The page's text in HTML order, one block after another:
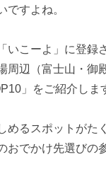
ですよね。
いこーよ」に登録
周辺（富士山・
」をご紹介しま
めるスポットがた
おでかけ先選びの